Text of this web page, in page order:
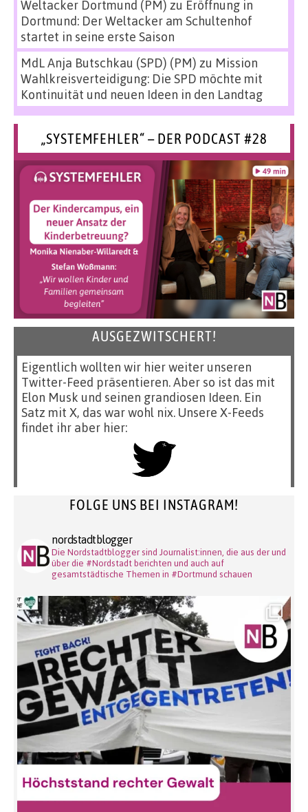
Weltacker Dortmund (PM) zu Eröffnung in
Dortmund: Der Weltacker am Schultenhof
startet in seine erste Saison
MdL Anja Butschkau (SPD) (PM) zu Mission
Wahlkreisverteidigung: Die SPD möchte mit
Kontinuität und neuen Ideen in den Landtag
„SYSTEMFEHLER“ – DER PODCAST #28
AUSGEZWITSCHERT!
Eigentlich wollten wir hier weiter unseren
Twitter-Feed präsentieren. Aber so ist das mit
Elon Musk und seinen grandiosen Ideen. Ein
Satz mit X, das war wohl nix. Unsere X-Feeds
findet ihr aber hier:
FOLGE UNS BEI INSTAGRAM!
nordstadtblogger
Die Nordstadtblogger sind Journalist:innen, die aus der und
über die #Nordstadt berichten und auch auf
gesamtstädtische Themen in #Dortmund schauen